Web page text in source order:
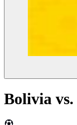
Bolivia vs.